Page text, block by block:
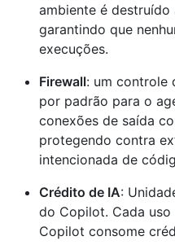
ambiente é destruído
garantindo que
execuções.
Firewall: um controle
por padrão para o
conexões de saída
protegendo contra
intencionada de
Crédito de IA:
do Copilot. Cada
Copilot consome